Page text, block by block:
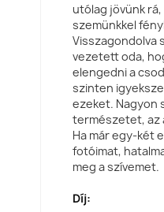
utólag jövünk
szemünkkel
Visszagondolva
vezetett oda,
elengedni a
szinten
ezeket. Nagyon
természetet, az
Ha már egy-két
fotóimat,
meg a szívemet.
Díj: